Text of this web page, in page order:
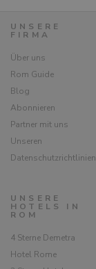
UNSERE
FIRMA
Über uns
Rom Guide
Blog
Abonnieren
Partner mit uns
Unseren
Datenschutzrichtlinien
UNSERE
HOTELS IN
ROM
4 Sterne Demetra
Hotel Rome